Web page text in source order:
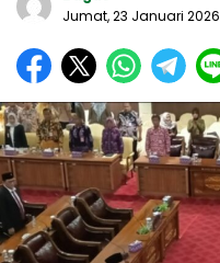
Jumat, 23 Januari 2026